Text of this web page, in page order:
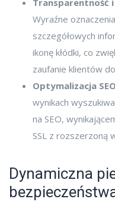
Transparentność
Wyraźne
szczegółowych
ikonę kłódki, co
zaufanie klientów
Optymalizacja SEO
wynikach
na SEO,
SSL z rozszerzoną
Dynamiczna